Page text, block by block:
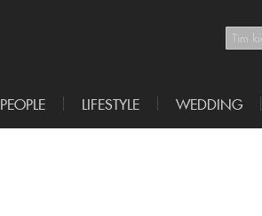
PEOPLE LIFESTYLE WEDDING